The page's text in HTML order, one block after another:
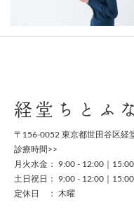
経堂ちとふ
〒156-0052 東京都世田谷区経
診療時間>>
月火水金： 9:00 - 12:00｜
土日祝日： 9:00 - 12:00｜
定休日 ： 木曜